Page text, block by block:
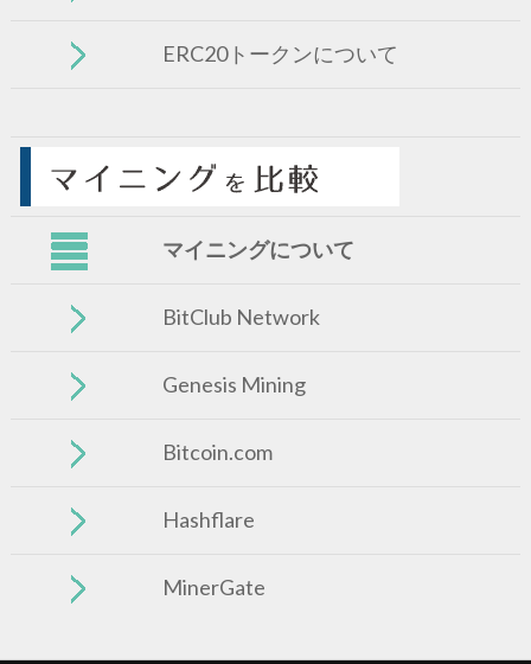
ERC20トークンについて
マイニングについて
BitClub Network
Genesis Mining
Bitcoin.com
Hashflare
MinerGate